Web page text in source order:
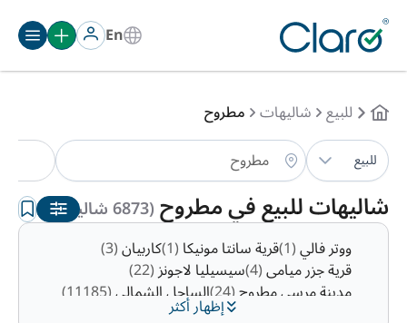
En
للبيع شاليهات مطروح
للبيع
شاليهات للبيع في مطروح(6873 شاليهات )
الترتيب:تلقائي
إظهار أكثر
ووتر فالي(1) قرية سانتا مونيكا(1) كاربيان(3)
قرية جزر ميامى(4) سيسيليا لاجونز(22)
مدينة مرسى مطروح(24) الساحل الشمالي(11185)